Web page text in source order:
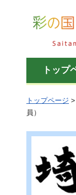
彩の国 埼玉県
トップ
トップページ >
員）